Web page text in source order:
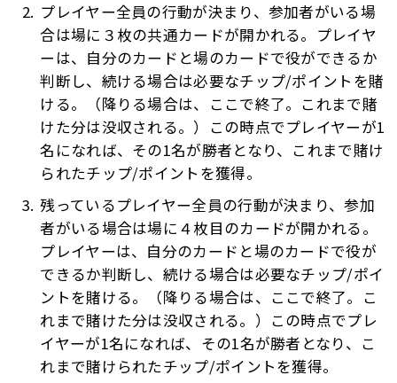
プレイヤー全員の行動が決まり、参加者がいる場
合は場に３枚の共通カードが開かれる。プレイヤ
ーは、自分のカードと場のカードで役ができるか
判断し、続ける場合は必要なチップ/ポイントを賭
ける。（降りる場合は、ここで終了。これまで賭
けた分は没収される。）この時点でプレイヤーが1
名になれば、その1名が勝者となり、これまで賭け
られたチップ/ポイントを獲得。
残っているプレイヤー全員の行動が決まり、参加
者がいる場合は場に４枚目のカードが開かれる。
プレイヤーは、自分のカードと場のカードで役が
できるか判断し、続ける場合は必要なチップ/ポイ
ントを賭ける。（降りる場合は、ここで終了。こ
れまで賭けた分は没収される。）この時点でプレ
イヤーが1名になれば、その1名が勝者となり、こ
れまで賭けられたチップ/ポイントを獲得。